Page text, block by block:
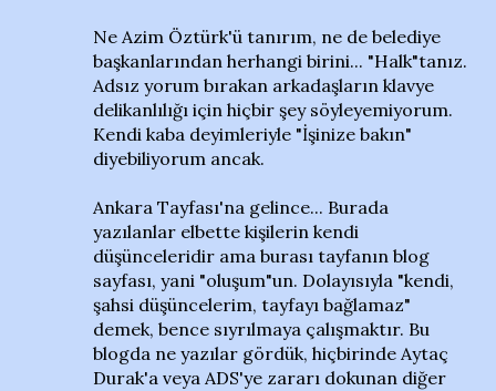
Ne Azim Öztürk'ü tanırım, ne de belediye
başkanlarından herhangi birini... "Halk"tanız.
Adsız yorum bırakan arkadaşların klavye
delikanlılığı için hiçbir şey söyleyemiyorum.
Kendi kaba deyimleriyle "İşinize bakın"
diyebiliyorum ancak.
Ankara Tayfası'na gelince... Burada
yazılanlar elbette kişilerin kendi
düşünceleridir ama burası tayfanın blog
sayfası, yani "oluşum"un. Dolayısıyla "kendi,
şahsi düşüncelerim, tayfayı bağlamaz"
demek, bence sıyrılmaya çalışmaktır. Bu
blogda ne yazılar gördük, hiçbirinde Aytaç
Durak'a veya ADS'ye zararı dokunan diğer